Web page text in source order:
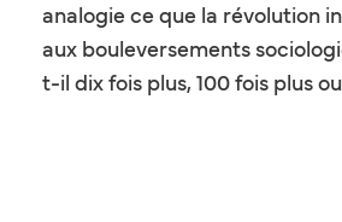
analogie ce que la révolution
aux bouleversements
t-il dix fois plus, 100 fois plus